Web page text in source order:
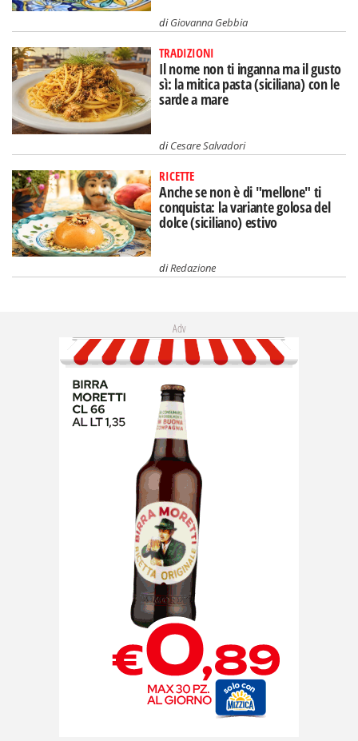
diGiovanna Gebbia
TRADIZIONI
Il nome non ti inganna ma il gusto
sì: la mitica pasta (siciliana) con le
sarde a mare
diCesare Salvadori
RICETTE
Anche se non è di "mellone" ti
conquista: la variante golosa del
dolce (siciliano) estivo
diRedazione
Adv